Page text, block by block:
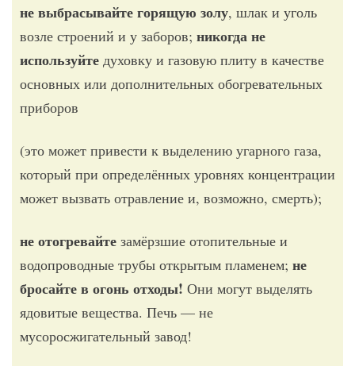
не выбрасывайте горящую золу, шлак и уголь
возле строений и у заборов; никогда не
используйте духовку и газовую плиту в качестве
основных или дополнительных обогревательных
приборов
(это может привести к выделению угарного газа,
который при определённых уровнях концентрации
может вызвать отравление и, возможно, смерть);
не отогревайте замёрзшие отопительные и
водопроводные трубы открытым пламенем; не
бросайте в огонь отходы! Они могут выделять
ядовитые вещества. Печь — не
мусоросжигательный завод!